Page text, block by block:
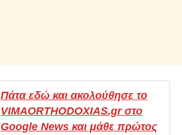
Πάτα εδώ και ακολούθησε το
VIMAORTHODOXIAS.gr στο
Google News και μάθε πρώτος